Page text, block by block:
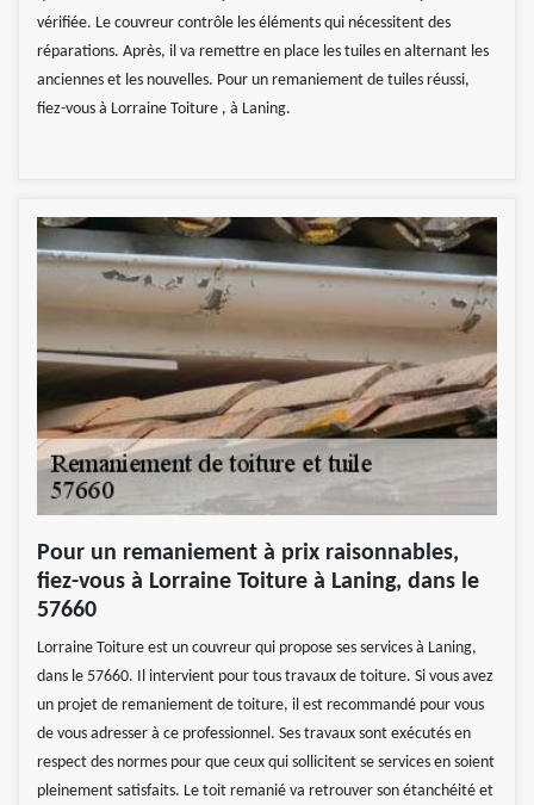
vérifiée. Le couvreur contrôle les éléments qui nécessitent des
réparations. Après, il va remettre en place les tuiles en alternant les
anciennes et les nouvelles. Pour un remaniement de tuiles réussi,
fiez-vous à Lorraine Toiture , à Laning.
Pour un remaniement à prix raisonnables,
fiez-vous à Lorraine Toiture à Laning, dans le
57660
Lorraine Toiture est un couvreur qui propose ses services à Laning,
dans le 57660. Il intervient pour tous travaux de toiture. Si vous avez
un projet de remaniement de toiture, il est recommandé pour vous
de vous adresser à ce professionnel. Ses travaux sont exécutés en
respect des normes pour que ceux qui sollicitent se services en soient
pleinement satisfaits. Le toit remanié va retrouver son étanchéité et